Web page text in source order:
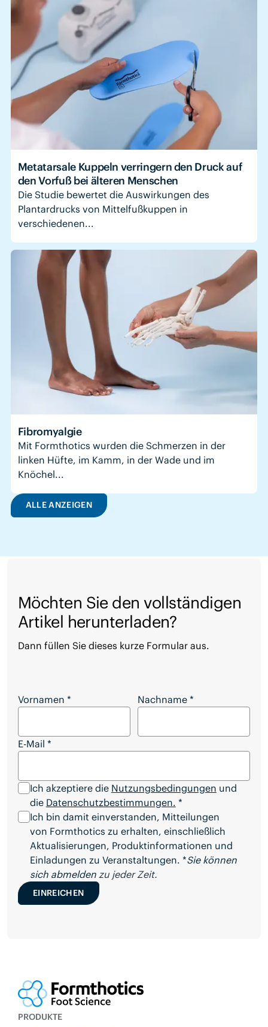
Metatarsale Kuppeln verringern den Druck auf
den Vorfuß bei älteren Menschen
Die Studie bewertet die Auswirkungen des
Plantardrucks von Mittelfußkuppen in
verschiedenen...
Fibromyalgie
Mit Formthotics wurden die Schmerzen in der
linken Hüfte, im Kamm, in der Wade und im
Knöchel...
ALLE ANZEIGEN
Möchten Sie den vollständigen
Artikel herunterladen?
Dann füllen Sie dieses kurze Formular aus.
Möchten Sie den vollständigen Artikel
Vornamen * Nachname *
E-Mail *
Ich akzeptiere die Nutzungsbedingungen und
die Datenschutzbestimmungen. *
Ich bin damit einverstanden, Mitteilungen
von Formthotics zu erhalten, einschließlich
Aktualisierungen, Produktinformationen und
Einladungen zu Veranstaltungen. *Sie können
sich abmeldenzu jeder Zeit.
EINREICHEN
PRODUKTE